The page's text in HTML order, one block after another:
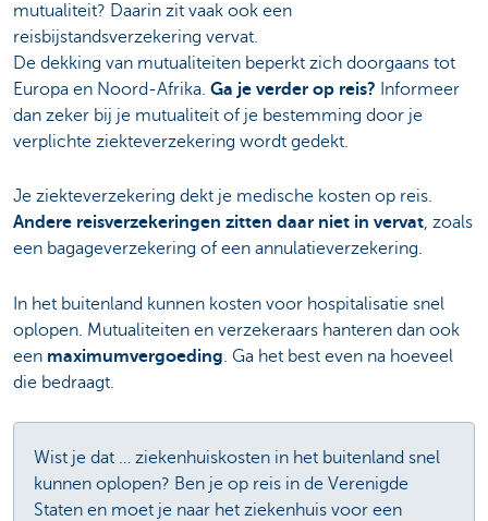
mutualiteit? Daarin zit vaak ook een
reisbijstandsverzekering vervat.
De dekking van mutualiteiten beperkt zich doorgaans tot
Europa en Noord-Afrika. Ga je verder op reis? Informeer
dan zeker bij je mutualiteit of je bestemming door je
verplichte ziekteverzekering wordt gedekt.
Je ziekteverzekering dekt je medische kosten op reis.
Andere reisverzekeringen zitten daar niet in vervat, zoals
een bagageverzekering of een annulatieverzekering.
In het buitenland kunnen kosten voor hospitalisatie snel
oplopen. Mutualiteiten en verzekeraars hanteren dan ook
een maximumvergoeding. Ga het best even na hoeveel
die bedraagt.
Wist je dat … ziekenhuiskosten in het buitenland snel
kunnen oplopen? Ben je op reis in de Verenigde
Staten en moet je naar het ziekenhuis voor een